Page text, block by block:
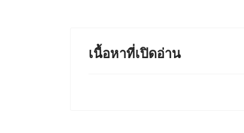
เนื้อหาที่เปิดอ่าน